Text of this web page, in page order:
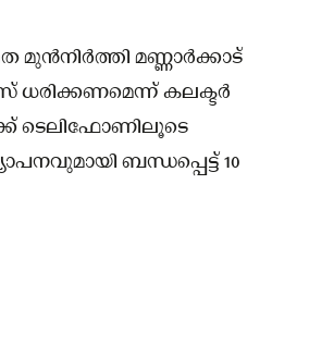
മുൻനിർത്തി മണ്ണാർക്കാട്
ധരിക്കണമെന്ന് കലക്ടർ
ടെലിഫോണിലൂടെ
ബന്ധപ്പെട്ട് 10